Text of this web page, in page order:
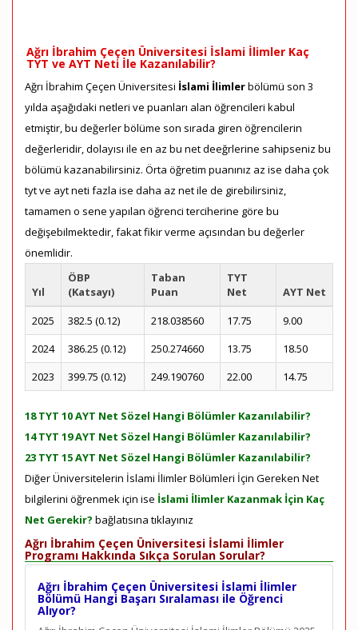
Ağrı İbrahim Çeçen Üniversitesi İslami İlimler Kaç
TYT ve AYT Neti İle Kazanılabilir?
Ağrı İbrahim Çeçen Üniversitesi İslami İlimlerbölümü son 3
yılda aşağıdaki netleri ve puanları alan öğrencileri kabul
etmiştir, bu değerler bölüme son sırada giren öğrencilerin
değerleridir, dolayısı ile en az bu net deeğrlerine sahipseniz bu
bölümü kazanabilirsiniz. Örta öğretim puanınız az ise daha çok
tyt ve ayt neti fazla ise daha az net ile de girebilirsiniz,
tamamen o sene yapılan öğrenci terciherine göre bu
değişebilmektedir, fakat fikir verme açısından bu değerler
önemlidir.
Yıl
ÖBP
(Katsayı)
Taban
Puan
TYT
Net
AYT Net
2025
382.5 (0.12) 218.038560 17.75
9.00
2024
386.25 (0.12) 250.274660 13.75
18.50
2023
399.75 (0.12) 249.190760 22.00 14.75
18 TYT 10 AYT Net Sözel Hangi Bölümler Kazanılabilir?
14 TYT 19 AYT Net Sözel Hangi Bölümler Kazanılabilir?
23 TYT 15 AYT Net Sözel Hangi Bölümler Kazanılabilir?
Diğer Üniversitelerin İslami İlimler Bölümleri İçin Gereken Net
bilgilerini öğrenmek için ise İslami İlimler Kazanmak İçin Kaç
Net Gerekir? bağlatısına tıklayınız
Ağrı İbrahim Çeçen Üniversitesi İslami İlimler
Programı Hakkında Sıkça Sorulan Sorular?
Ağrı İbrahim Çeçen Üniversitesi İslami İlimler
Bölümü Hangi Başarı Sıralaması ile Öğrenci
Alıyor?